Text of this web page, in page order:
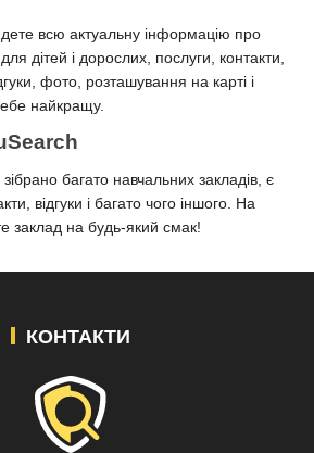
всю актуальну інформацію про
дітей і дорослих, послуги, контакти,
фото, розташування на карті і
найкращу.
багато навчальних закладів, є
відгуки і багато чого іншого. На
заклад на будь-який смак!
КОНТАКТИ